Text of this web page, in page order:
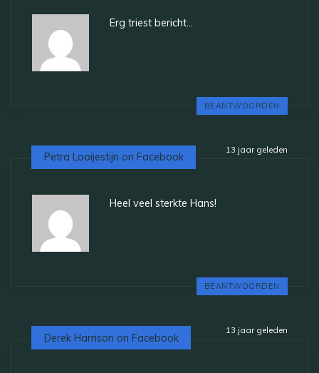
Erg triest bericht…
BEANTWOORDEN
13 jaar geleden
Petra Looijestijn on Facebook
Heel veel sterkte Hans!
BEANTWOORDEN
13 jaar geleden
Derek Harrison on Facebook